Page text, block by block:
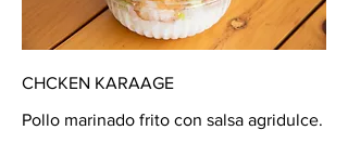
CHCKEN KARAAGE
Pollo marinado frito con salsa agridulce.